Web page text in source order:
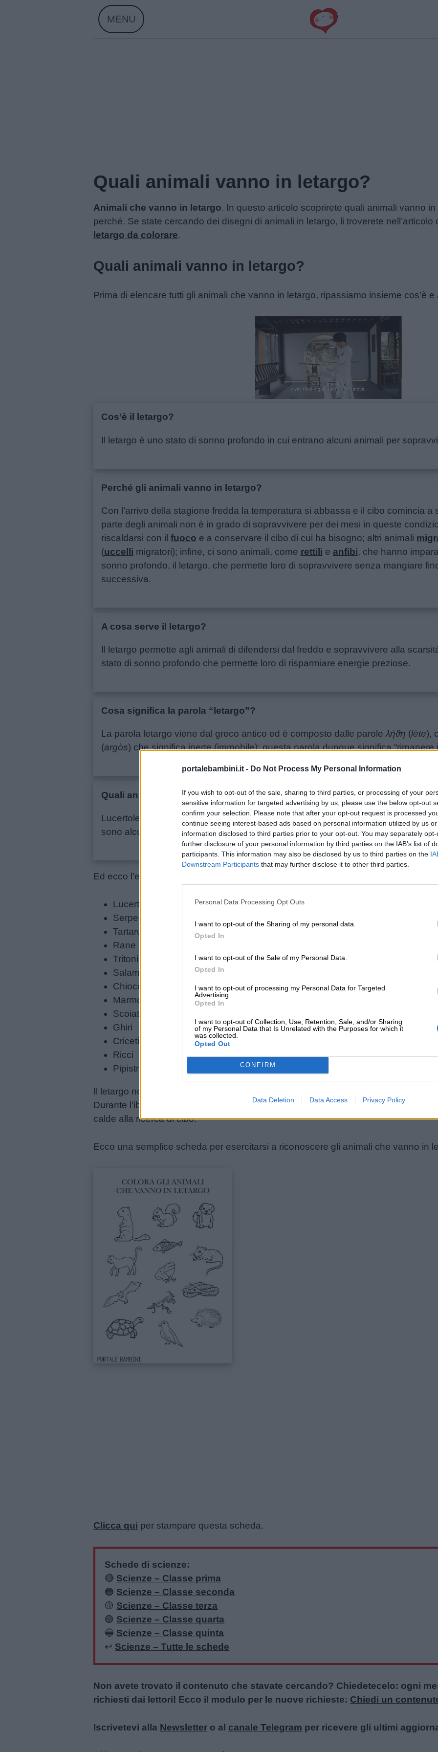
portalebambini.it - Do Not Process My Personal Information
If you wish to opt-out of the sale, sharing to third parties, or processing of your
sensitive information for targeted advertising by us, please use the below opt-out
confirm your selection. Please note that after your opt-out request is processed
continue seeing interest-based ads based on personal information utilized by us
information disclosed to third parties prior to your opt-out. You may separately
further disclosure of your personal information by third parties on the IAB’s list of
participants. This information may also be disclosed by us to third parties on the
Downstream Participants that may further disclose it to other third parties.
Personal Data Processing Opt Outs
I want to opt-out of the Sharing of my personal data.
Opted In
I want to opt-out of the Sale of my Personal Data.
Opted In
I want to opt-out of processing my Personal Data for Targeted
Advertising.
Opted In
I want to opt-out of Collection, Use, Retention, Sale, and/or Sharing
of my Personal Data that Is Unrelated with the Purposes for which it
was collected.
Opted Out
CONFIRM
Data Deletion Data Access Privacy Policy
MENU
Quali animali vanno in letargo?
Animali che vanno in letargo. In questo articolo scoprirete quali animali vanno
perché. Se state cercando dei disegni di animali in letargo, li troverete
letargo da colorare.
Quali animali vanno in letargo?
Prima di elencare tutti gli animali che vanno in letargo, ripassiamo insieme cos’è
Unmute
:
15.09%
Cos’è il letargo?
Il letargo è uno stato di sonno profondo in cui entrano alcuni animali per
Perché gli animali vanno in letargo?
Con l’arrivo della stagione fredda la temperatura si abbassa e il cibo comincia a
parte degli animali non è in grado di sopravvivere per dei mesi in queste
riscaldarsi con il fuoco e a conservare il cibo di cui ha bisogno; altri animali
(uccelli migratori); infine, ci sono animali, come rettili e anfibi, che hanno
sonno profondo, il letargo, che permette loro di sopravvivere senza mangiare
successiva.
A cosa serve il letargo?
Il letargo permette agli animali di difendersi dal freddo e sopravvivere alla
stato di sonno profondo che permette loro di risparmiare energie preziose.
Cosa significa la parola “letargo”?
La parola letargo viene dal greco antico ed è composto dalle paroleλήϑη (lète),
(argòs) che significa inerte (immobile); questa parola dunque significa “rimanere
Quali animali vanno in letargo?
Lucertole, serpenti, tartarughe, rane, tritoni, salamandre, chiocciole, pipistrelli,
sono alcuni tra gli animali che vanno in letargo.
Ed ecco l’elenco degli animali che vanno in letargo:
Lucertole
Serpenti
Tartarughe
Rane
Tritoni
Salamandre
Chiocciole
Marmotte
Scoiattoli
Ghiri
Criceti
Ricci
Pipistrelli
Il letargo non va confuso con l’ibernazione, lo stato di torpore in cui entrano molti
Durante l’ibernazione, l’orso rimane addormentato per la maggior parte della
calde alla ricerca di cibo.
Ecco una semplice scheda per esercitarsi a riconoscere gli animali che vanno in
Clicca qui per stampare questa scheda.
Schede di scienze:
🔴 Scienze – Classe prima
🟠 Scienze – Classe seconda
🟡 Scienze – Classe terza
🟢 Scienze – Classe quarta
🔵 Scienze – Classe quinta
↩️ Scienze – Tutte le schede
Non avete trovato il contenuto che stavate cercando? Chiedetecelo: ogni
richiesti dai lettori! Ecco il modulo per le nuove richieste: Chiedi un
Iscrivetevi alla Newsletter o al canale Telegram per ricevere gli ultimi